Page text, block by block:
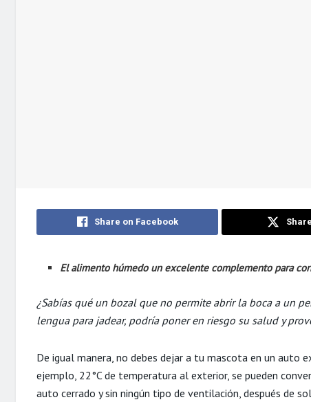
Share on Facebook
El alimento húmedo un excelente complemento para
¿Sabías qué un bozal que no permite abrir la boca a un
lengua para jadear, podría poner en riesgo su salud y
De igual manera, no debes dejar a tu mascota en un auto
ejemplo, 22°C de temperatura al exterior, se pueden
auto cerrado y sin ningún tipo de ventilación, después de